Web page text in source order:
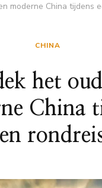
moderne China tijdens
CHINA
het
China